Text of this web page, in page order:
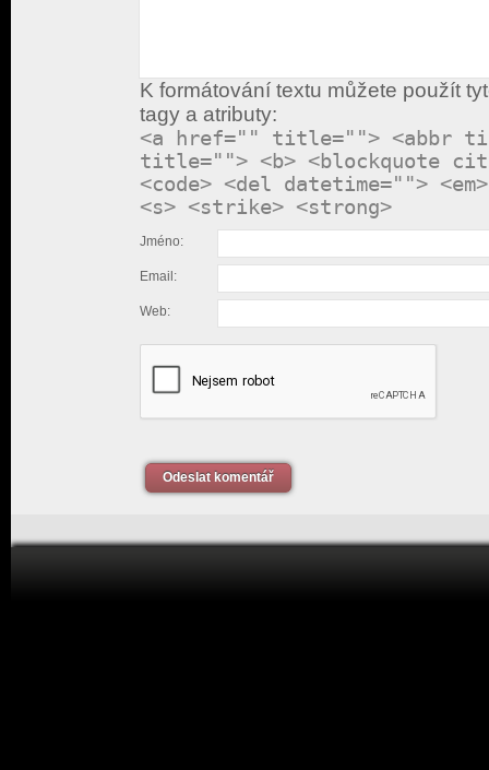
K formátování textu můžete použít
tagy a atributy:
<a href="" title=""> <abbr
title=""> <b> <blockquote
<code> <del datetime="">
<s> <strike> <strong>
Jméno:
Email:
Web:
Odeslat komentář